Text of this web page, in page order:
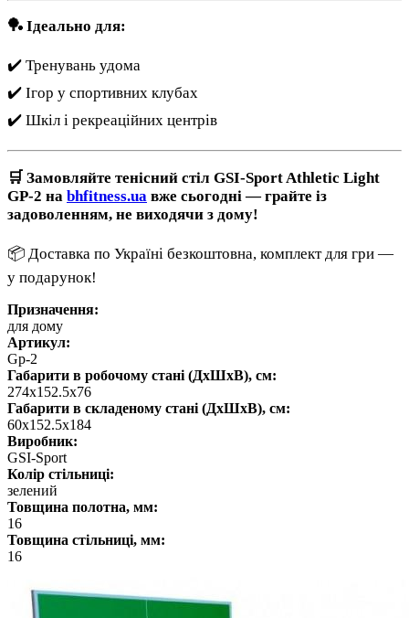
🏓 Ідеально для:
✔️ Тренувань удома
✔️ Ігор у спортивних клубах
✔️ Шкіл і рекреаційних центрів
🛒 Замовляйте тенісний стіл GSI-Sport Athletic Light
GP-2 на bhfitness.ua вже сьогодні — грайте із
задоволенням, не виходячи з дому!
📦 Доставка по Україні безкоштовна, комплект для гри —
у подарунок!
Призначення:
для дому
Артикул:
Gp-2
Габарити в робочому стані (ДхШхВ), см:
274x152.5x76
Габарити в складеному стані (ДхШхВ), см:
60x152.5x184
Виробник:
GSI-Sport
Колір стільниці:
зелений
Товщина полотна, мм:
16
Товщина стільниці, мм:
16